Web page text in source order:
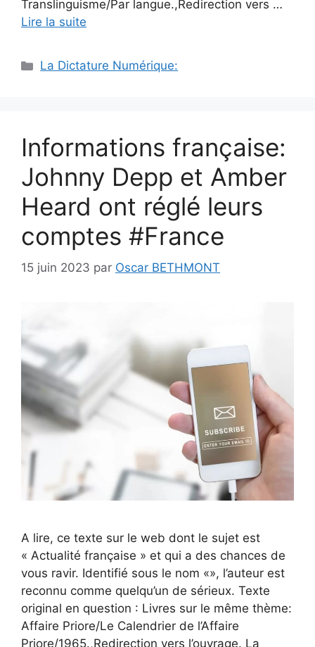
Translinguisme/Par langue.,Redirection vers …
Lire la suite
Catégories
La Dictature Numérique:
Informations française:
Johnny Depp et Amber
Heard ont réglé leurs
comptes #France
15 juin 2023 par Oscar BETHMONT
A lire, ce texte sur le web dont le sujet est
« Actualité française » et qui a des chances de
vous ravir. Identifié sous le nom «», l’auteur est
reconnu comme quelqu’un de sérieux. Texte
original en question : Livres sur le même thème:
Affaire Priore/Le Calendrier de l’Affaire
Priore/1965.,Redirection vers l’ouvrage. La